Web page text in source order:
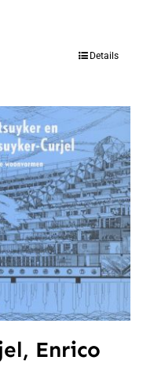
Details
Enrico